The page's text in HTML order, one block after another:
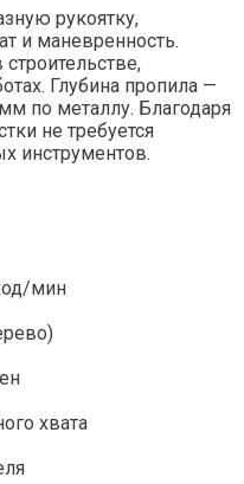
рукоятку,
и маневренность.
Глубина пропила —
по металлу. Благодаря
не требуется
инструментов.
мин
хвата